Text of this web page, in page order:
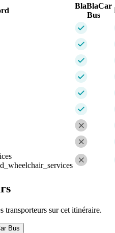
BlaBlaCar
Bus
transporteurs sur cet itinéraire.
Bus